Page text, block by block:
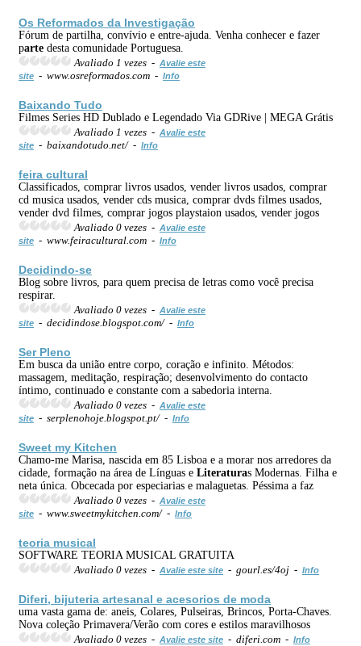
Os Reformados da Investigação
Fórum de partilha, convívio e entre-ajuda. Venha conhecer e fazer
parte desta comunidade Portuguesa.
Avaliado 1 vezes - Avalie este
site - www.osreformados.com - Info
Baixando Tudo
Filmes Series HD Dublado e Legendado Via GDRive | MEGA Grátis
Avaliado 1 vezes - Avalie este
site - baixandotudo.net/ - Info
feira cultural
Classificados, comprar livros usados, vender livros usados, comprar
cd musica usados, vender cds musica, comprar dvds filmes usados,
vender dvd filmes, comprar jogos playstaion usados, vender jogos
Avaliado 0 vezes - Avalie este
site - www.feiracultural.com - Info
Decidindo-se
Blog sobre livros, para quem precisa de letras como você precisa
respirar.
Avaliado 0 vezes - Avalie este
site - decidindose.blogspot.com/ - Info
Ser Pleno
Em busca da união entre corpo, coração e infinito. Métodos:
massagem, meditação, respiração; desenvolvimento do contacto
íntimo, continuado e constante com a sabedoria interna.
Avaliado 0 vezes - Avalie este
site - serplenohoje.blogspot.pt/ - Info
Sweet my Kitchen
Chamo-me Marisa, nascida em 85 Lisboa e a morar nos arredores da
cidade, formação na área de Línguas e Literaturas Modernas. Filha e
neta única. Obcecada por especiarias e malaguetas. Péssima a faz
Avaliado 0 vezes - Avalie este
site - www.sweetmykitchen.com/ - Info
teoria musical
SOFTWARE TEORIA MUSICAL GRATUITA
Avaliado 0 vezes - Avalie este site - gourl.es/4oj - Info
Diferi, bijuteria artesanal e acesorios de moda
uma vasta gama de: aneis, Colares, Pulseiras, Brincos, Porta-Chaves.
Nova coleção Primavera/Verão com cores e estilos maravilhosos
Avaliado 0 vezes - Avalie este site - diferi.com - Info